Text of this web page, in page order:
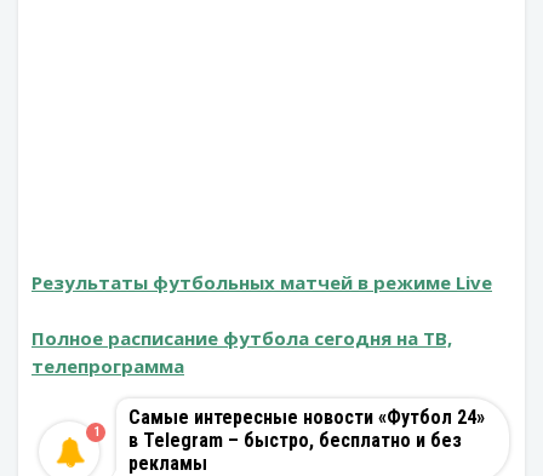
Результаты футбольных матчей в режиме Live
Полное расписание футбола сегодня на ТВ,
телепрограмма
Самые интересные новости «Футбол 24»
в Telegram – быстро, бесплатно и без
рекламы
1